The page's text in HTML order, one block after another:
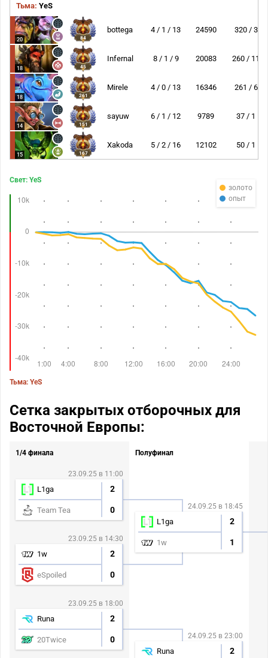
Тьма: YeS
20 84
bottega 4 / 1 / 13 24590 320 / 3
18 45
Infernal 8 / 1 / 9 20083 260 / 11
18 261
Mirele 4 / 0 / 13 16346 261 / 6
14 151
sayuw 6 / 1 / 12 9789 37 / 1
15 167
Xakoda 5 / 2 / 16 12102 50 / 1
золото
опыт
Свет: YeS
Тьма: YeS
Сетка закрытых отборочных для
Восточной Европы:
1/4 финала
23.09.25 в 11:00
L1ga 2
Team Tea 0
23.09.25 в 14:30
1w 2
eSpoiled 0
23.09.25 в 18:00
Runa 2
20Twice 0
Полуфинал
24.09.25 в 18:45
L1ga 2
1w 1
24.09.25 в 23:00
Runa 2